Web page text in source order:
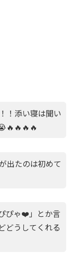
！添い寝は聞い
出たのは初めて
ぴゃ❤️」とか言
どうしてくれる